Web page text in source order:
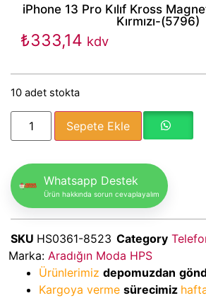
iPhone 13 Pro Kılıf Kross
Kırmızı-(5796)
₺333,14 kdv
10 adet stokta
Sepete Ekle
Whatsapp Destek
Ürün hakkında sorun cevaplayalım
SKU HS0361-8523 Category
Marka: Aradığın Moda HPS
Ürünlerimiz depomuzdan
Kargoya verme sürecimiz